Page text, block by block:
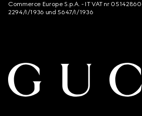
Commerce Europe S.p.A. - IT VAT nr
2294/I/1936 und 5647/I/1936